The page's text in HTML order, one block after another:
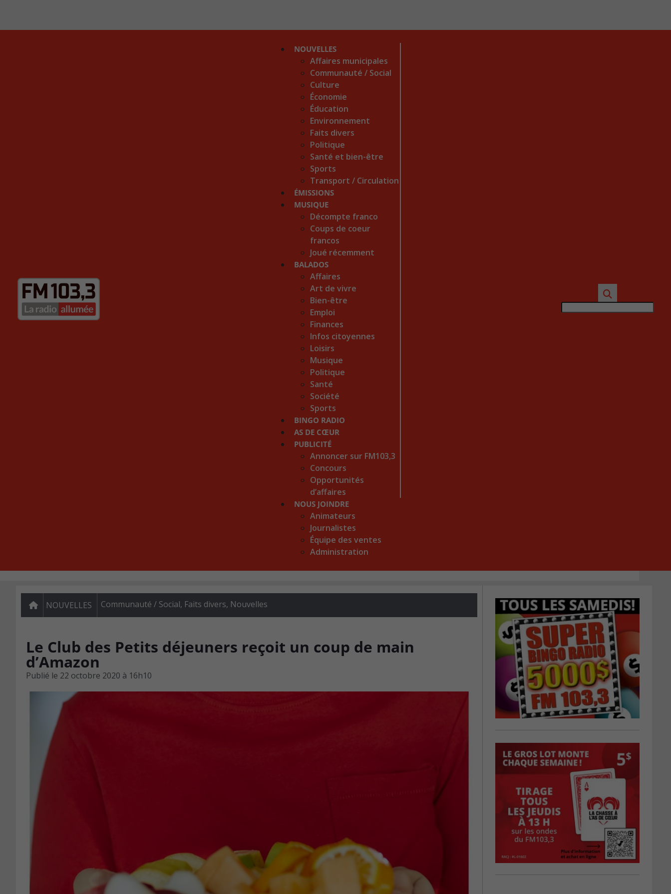
NOUVELLES
Affaires municipales
Communauté / Social
Culture
Économie
Éducation
Environnement
Faits divers
Politique
Santé et bien-être
Sports
Transport / Circulation
ÉMISSIONS
MUSIQUE
Décompte franco
Coups de coeur
francos
Joué récemment
BALADOS
Affaires
Art de vivre
Bien-être
Emploi
Finances
Infos citoyennes
Loisirs
Musique
Politique
Santé
Société
Sports
BINGO RADIO
AS DE CŒUR
PUBLICITÉ
Annoncer sur FM103,3
Concours
Opportunités
d’affaires
NOUS JOINDRE
Animateurs
Journalistes
Équipe des ventes
Administration
NOUVELLES Communauté / Social, Faits divers, Nouvelles
Le Club des Petits déjeuners reçoit un coup de main
d’Amazon
Publié le 22 octobre 2020 à 16h10